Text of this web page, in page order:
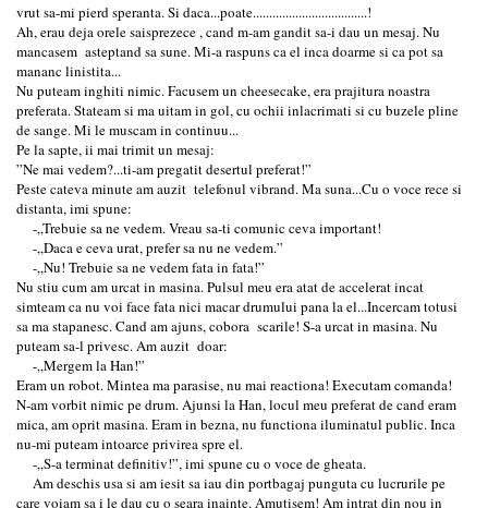
vrut sa-mi pierd speranta. Si daca...poate...................................!
Ah, erau deja orele saisprezece , cand m-am gandit sa-i dau un mesaj. Nu
mancasem asteptand sa sune. Mi-a raspuns ca el inca doarme si ca pot sa
mananc linistita...
Nu puteam inghiti nimic. Facusem un cheesecake, era prajitura noastra
preferata. Stateam si ma uitam in gol, cu ochii inlacrimati si cu buzele pline
de sange. Mi le muscam in continuu...
Pe la sapte, ii mai trimit un mesaj:
”Ne mai vedem?...ti-am pregatit desertul preferat!”
Peste cateva minute am auzit telefonul vibrand. Ma suna...Cu o voce rece si
distanta, imi spune:
-„Trebuie sa ne vedem. Vreau sa-ti comunic ceva important!
-„Daca e ceva urat, prefer sa nu ne vedem.”
-„Nu! Trebuie sa ne vedem fata in fata!”
Nu stiu cum am urcat in masina. Pulsul meu era atat de accelerat incat
simteam ca nu voi face fata nici macar drumului pana la el...Incercam totusi
sa ma stapanesc. Cand am ajuns, cobora scarile! S-a urcat in masina. Nu
puteam sa-l privesc. Am auzit doar:
-„Mergem la Han!”
Eram un robot. Mintea ma parasise, nu mai reactiona! Executam comanda!
N-am vorbit nimic pe drum. Ajunsi la Han, locul meu preferat de cand eram
mica, am oprit masina. Eram in bezna, nu functiona iluminatul public. Inca
nu-mi puteam intoarce privirea spre el.
-„S-a terminat definitiv!”, imi spune cu o voce de gheata.
Am deschis usa si am iesit sa iau din portbagaj punguta cu lucrurile pe
care voiam sa i le dau cu o seara inainte. Amutisem! Am intrat din nou in